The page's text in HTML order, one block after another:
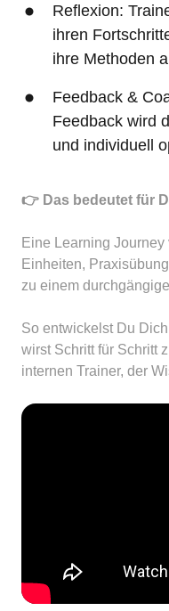
Reflexion:
ihren
Feedback &
Feedback wird
und individuell
👉 Das bedeutet für
Eine Learning
Einheiten,
zu einem
So entwickelst Du
wirst Schritt für Schritt
internen Trainer, der